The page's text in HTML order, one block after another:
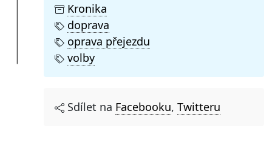
Kronika
doprava
oprava přejezdu
volby
Sdílet na Facebooku, Twitteru